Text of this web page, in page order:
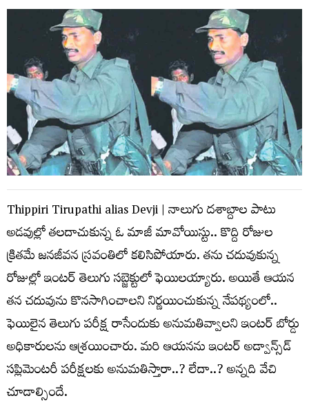
Thippiri Tirupathi alias Devji | నాలుగు ద‌శాబ్దాల పాటు
అడ‌వుల్లో త‌ల‌దాచుకున్న ఓ మాజీ మావోయిస్టు.. కొద్ది రోజుల
క్రిత‌మే జ‌న‌జీవ‌న స్ర‌వంతిలో క‌లిసిపోయారు. త‌ను చ‌దువుకున్న
రోజుల్లో ఇంట‌ర్ తెలుగు స‌బ్జెక్టులో ఫెయిల‌య్యారు. అయితే ఆయ‌న
త‌న చ‌దువును కొన‌సాగించాల‌ని నిర్ణ‌యించుకున్న నేప‌థ్యంలో..
ఫెయిలైన తెలుగు ప‌రీక్ష రాసేందుకు అనుమ‌తివ్వాల‌ని ఇంట‌ర్ బోర్డు
అధికారుల‌ను ఆశ్ర‌యించారు. మ‌రి ఆయ‌న‌ను ఇంట‌ర్ అడ్వాన్స్‌డ్
స‌ప్లిమెంట‌రీ ప‌రీక్ష‌ల‌కు అనుమ‌తిస్తారా..? లేదా..? అన్న‌ది వేచి
చూడాల్సిందే.